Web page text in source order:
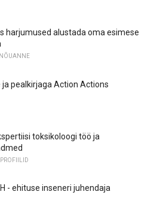
harjumused alustada oma esimese
pealkirjaga Action Actions
toksikoloogi töö ja
- ehituse inseneri juhendaja